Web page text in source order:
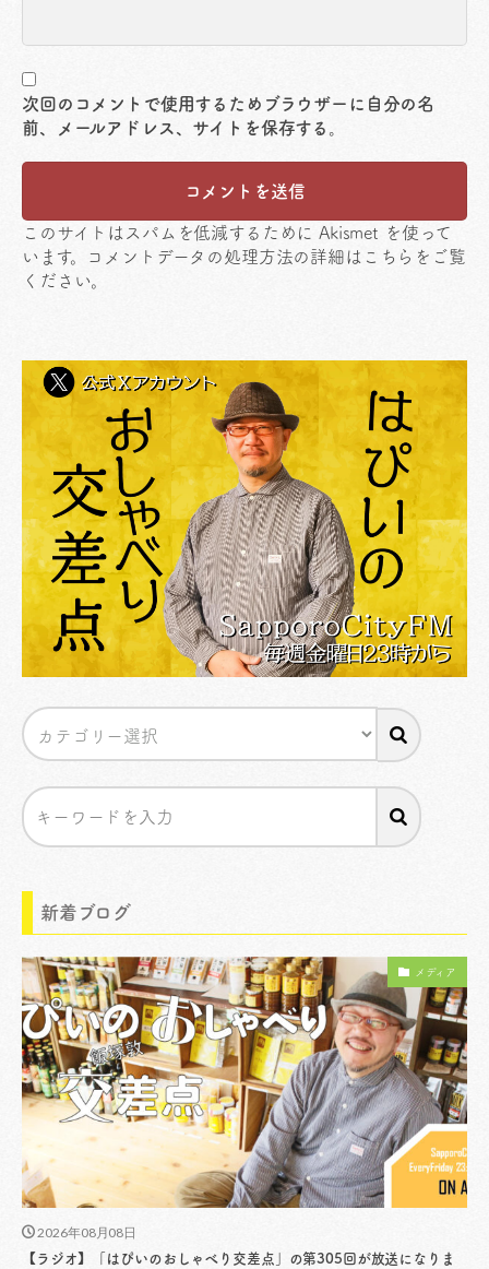
次回のコメントで使用するためブラウザーに自分の名
前、メールアドレス、サイトを保存する。
このサイトはスパムを低減するために Akismet を使って
います。
コメントデータの処理方法の詳細はこちらをご覧
ください。
新着ブログ
メディア
2026年08月08日
【ラジオ】「はぴいのおしゃべり交差点」の第305回が放送になりま